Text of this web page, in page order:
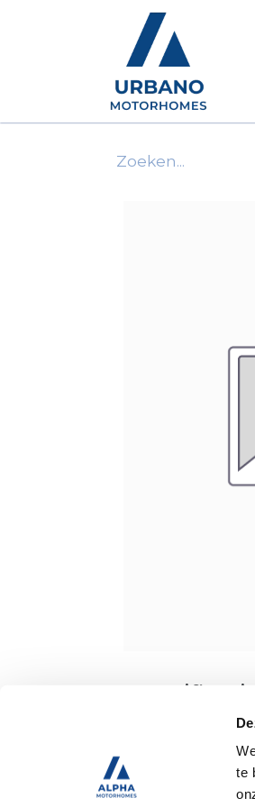
te
Tweedehands